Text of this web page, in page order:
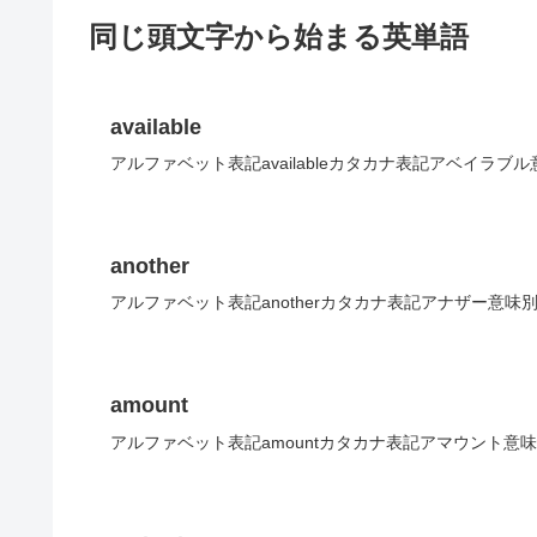
同じ頭文字から始まる英単語
available
アルファベット表記availableカタカナ表記アベイラブル
another
アルファベット表記anotherカタカナ表記アナザー意味
amount
アルファベット表記amountカタカナ表記アマウント意